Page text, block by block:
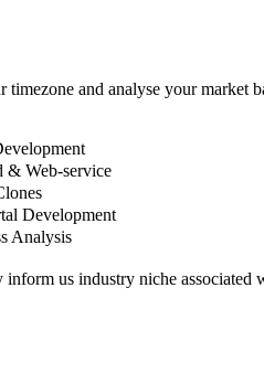
and analyse your market
& Web-service
Development
Analysis
us industry niche associated